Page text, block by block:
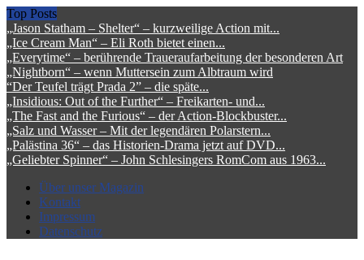
Top Posts
„Jason Statham – Shelter“ – kurzweilige Action mit...
„Ice Cream Man“ – Eli Roth bietet einen...
„Everytime“ – berührende Traueraufarbeitung der besonderen Art
„Nightborn“ – wenn Muttersein zum Albtraum wird
“Der Teufel trägt Prada 2” – die späte...
„Insidious: Out of the Further“ – Freikarten- und...
„The Fast and the Furious“ – der Action-Blockbuster...
„Salz und Wasser – Mit der legendären Polarstern...
„Palästina 36“ – das Historien-Drama jetzt auf DVD...
„Geliebter Spinner“ – John Schlesingers RomCom aus 1963...
Über unser Magazin
Kontakt
Impressum
Datenschutz